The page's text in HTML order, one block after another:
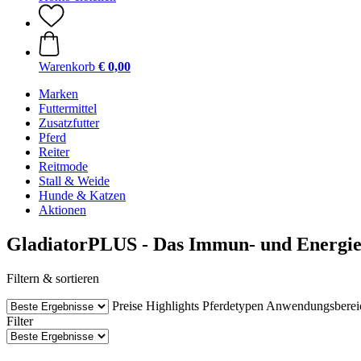
Warenkorb € 0,00
Marken
Futtermittel
Zusatzfutter
Pferd
Reiter
Reitmode
Stall & Weide
Hunde & Katzen
Aktionen
GladiatorPLUS - Das Immun- und
Filtern & sortieren
Preise Highlights Pferdetypen
Filter